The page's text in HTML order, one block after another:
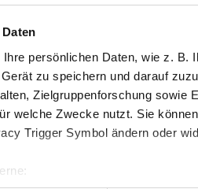
Ihre persönlichen Daten, wie z. B.
zu speichern und darauf
Zielgruppenforschung sowie
welche Zwecke nutzt. Sie
Trigger Symbol ändern oder